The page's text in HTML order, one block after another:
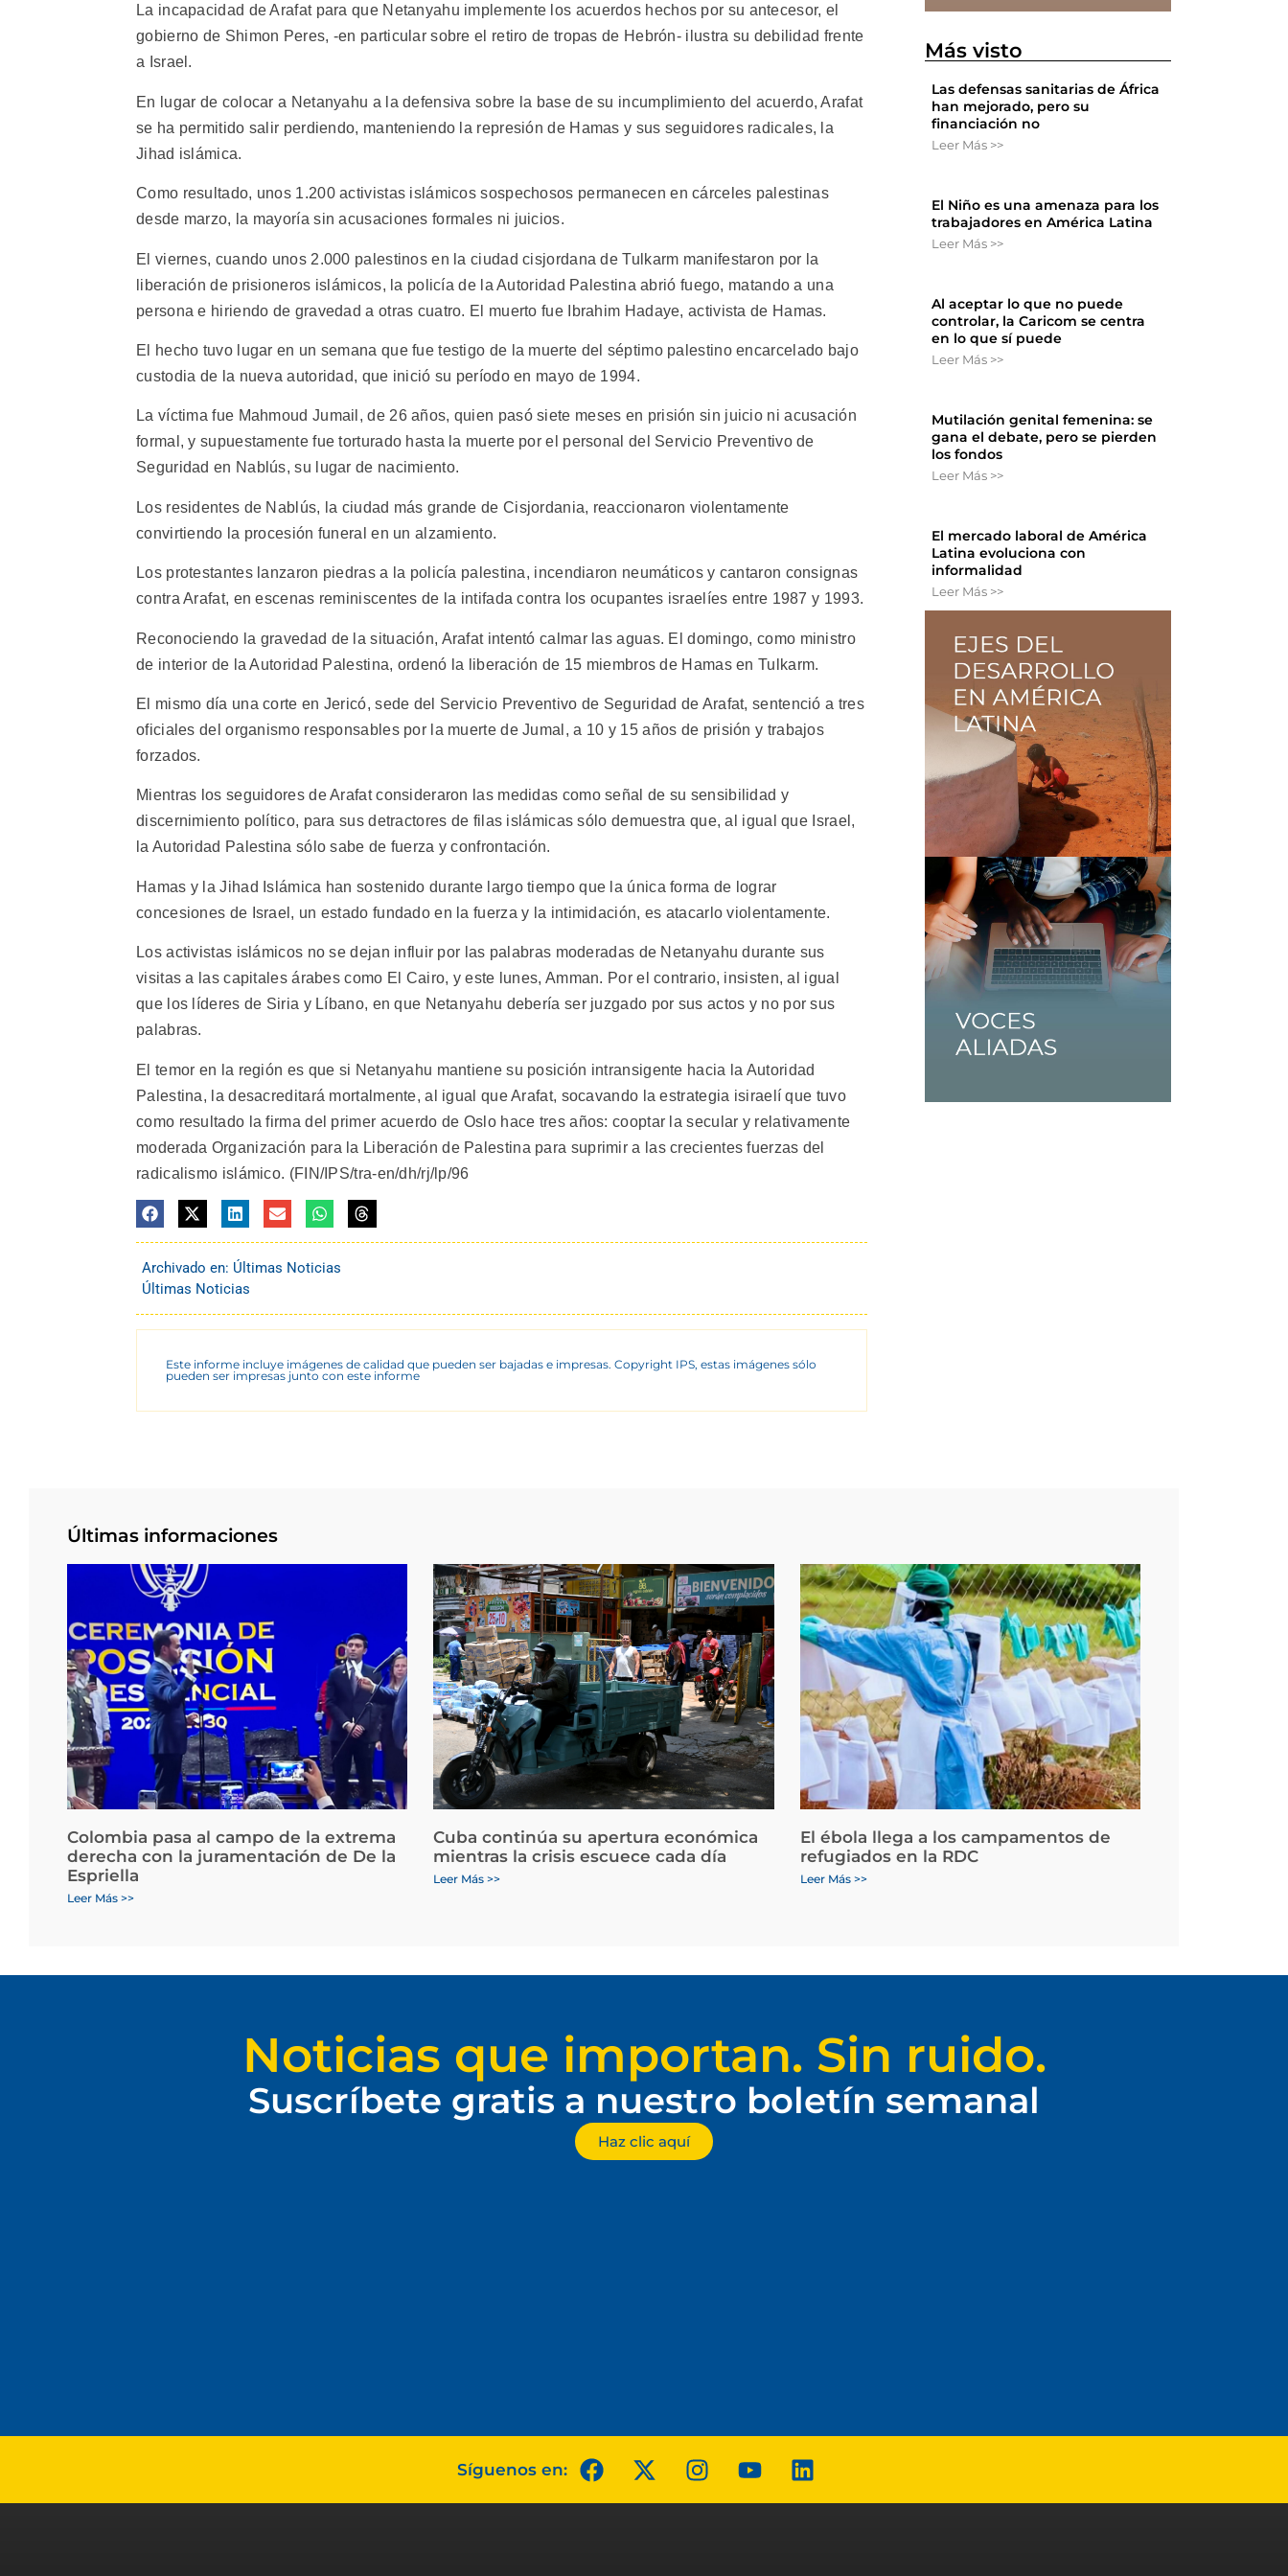
La incapacidad de Arafat para que Netanyahu implemente los acuerdos hechos por su antecesor, el
gobierno de Shimon Peres, -en particular sobre el retiro de tropas de Hebrón- ilustra su debilidad frente
a Israel.
En lugar de colocar a Netanyahu a la defensiva sobre la base de su incumplimiento del acuerdo, Arafat
se ha permitido salir perdiendo, manteniendo la represión de Hamas y sus seguidores radicales, la
Jihad islámica.
Como resultado, unos 1.200 activistas islámicos sospechosos permanecen en cárceles palestinas
desde marzo, la mayoría sin acusaciones formales ni juicios.
El viernes, cuando unos 2.000 palestinos en la ciudad cisjordana de Tulkarm manifestaron por la
liberación de prisioneros islámicos, la policía de la Autoridad Palestina abrió fuego, matando a una
persona e hiriendo de gravedad a otras cuatro. El muerto fue Ibrahim Hadaye, activista de Hamas.
El hecho tuvo lugar en un semana que fue testigo de la muerte del séptimo palestino encarcelado bajo
custodia de la nueva autoridad, que inició su período en mayo de 1994.
La víctima fue Mahmoud Jumail, de 26 años, quien pasó siete meses en prisión sin juicio ni acusación
formal, y supuestamente fue torturado hasta la muerte por el personal del Servicio Preventivo de
Seguridad en Nablús, su lugar de nacimiento.
Los residentes de Nablús, la ciudad más grande de Cisjordania, reaccionaron violentamente
convirtiendo la procesión funeral en un alzamiento.
Los protestantes lanzaron piedras a la policía palestina, incendiaron neumáticos y cantaron consignas
contra Arafat, en escenas reminiscentes de la intifada contra los ocupantes israelíes entre 1987 y 1993.
Reconociendo la gravedad de la situación, Arafat intentó calmar las aguas. El domingo, como ministro
de interior de la Autoridad Palestina, ordenó la liberación de 15 miembros de Hamas en Tulkarm.
El mismo día una corte en Jericó, sede del Servicio Preventivo de Seguridad de Arafat, sentenció a tres
oficiales del organismo responsables por la muerte de Jumal, a 10 y 15 años de prisión y trabajos
forzados.
Mientras los seguidores de Arafat consideraron las medidas como señal de su sensibilidad y
discernimiento político, para sus detractores de filas islámicas sólo demuestra que, al igual que Israel,
la Autoridad Palestina sólo sabe de fuerza y confrontación.
Hamas y la Jihad Islámica han sostenido durante largo tiempo que la única forma de lograr
concesiones de Israel, un estado fundado en la fuerza y la intimidación, es atacarlo violentamente.
Los activistas islámicos no se dejan influir por las palabras moderadas de Netanyahu durante sus
visitas a las capitales árabes como El Cairo, y este lunes, Amman. Por el contrario, insisten, al igual
que los líderes de Siria y Líbano, en que Netanyahu debería ser juzgado por sus actos y no por sus
palabras.
El temor en la región es que si Netanyahu mantiene su posición intransigente hacia la Autoridad
Palestina, la desacreditará mortalmente, al igual que Arafat, socavando la estrategia isiraelí que tuvo
como resultado la firma del primer acuerdo de Oslo hace tres años: cooptar la secular y relativamente
moderada Organización para la Liberación de Palestina para suprimir a las crecientes fuerzas del
radicalismo islámico. (FIN/IPS/tra-en/dh/rj/lp/96
Archivado en: Últimas Noticias
Últimas Noticias
Este informe incluye imágenes de calidad que pueden ser bajadas e impresas. Copyright IPS, estas imágenes sólo
pueden ser impresas junto con este informe
Más visto
Las defensas sanitarias de África
han mejorado, pero su
financiación no
Leer Más >>
El Niño es una amenaza para los
trabajadores en América Latina
Leer Más >>
Al aceptar lo que no puede
controlar, la Caricom se centra
en lo que sí puede
Leer Más >>
Mutilación genital femenina: se
gana el debate, pero se pierden
los fondos
Leer Más >>
El mercado laboral de América
Latina evoluciona con
informalidad
Leer Más >>
Últimas informaciones
Colombia pasa al campo de la extrema
derecha con la juramentación de De la
Espriella
Leer Más >>
Cuba continúa su apertura económica
mientras la crisis escuece cada día
Leer Más >>
El ébola llega a los campamentos de
refugiados en la RDC
Leer Más >>
Noticias que importan. Sin ruido.
Suscríbete gratis a nuestro boletín semanal
Haz clic aquí
Síguenos en: